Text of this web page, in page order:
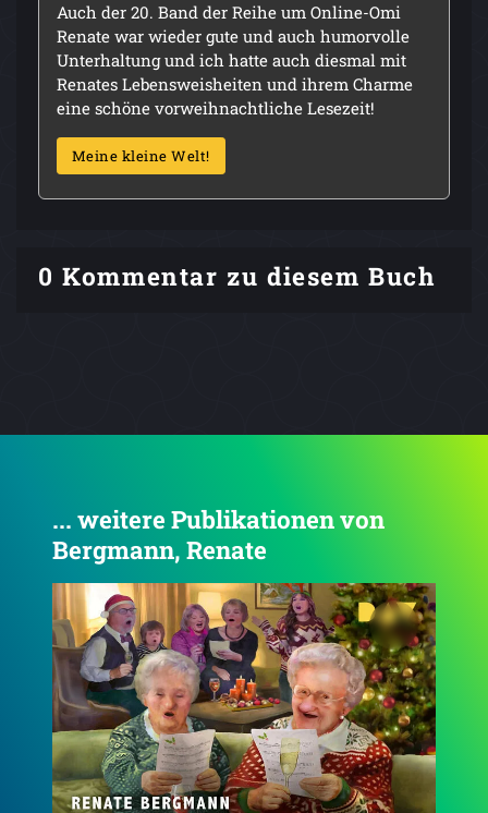
Auch der 20. Band der Reihe um Online-Omi
Renate war wieder gute und auch humorvolle
Unterhaltung und ich hatte auch diesmal mit
Renates Lebensweisheiten und ihrem Charme
eine schöne vorweihnachtliche Lesezeit!
Meine kleine Welt!
0 Kommentar zu diesem Buch
... weitere Publikationen von
Bergmann, Renate
4.3